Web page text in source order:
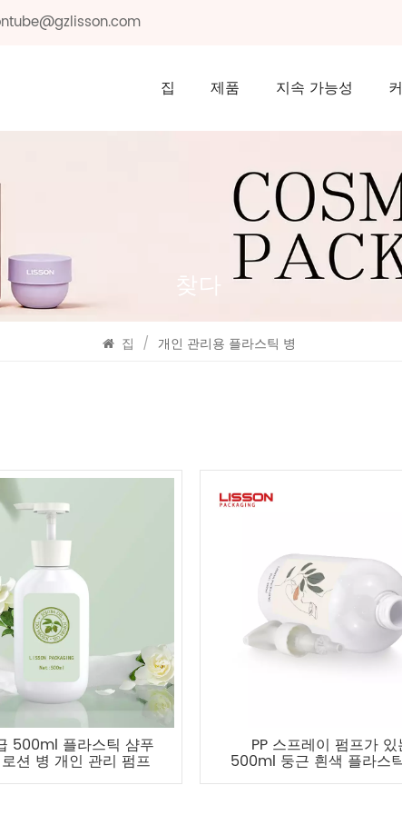
집 제품 지속 가능성
찾다
집 / 개인 관리용 플라스틱 병
500ml 플라스틱 샴푸
션 병 개인 관리 펌프
병
PP 스프레이 펌프가 있
500ml 둥근 흰색 플라스
병